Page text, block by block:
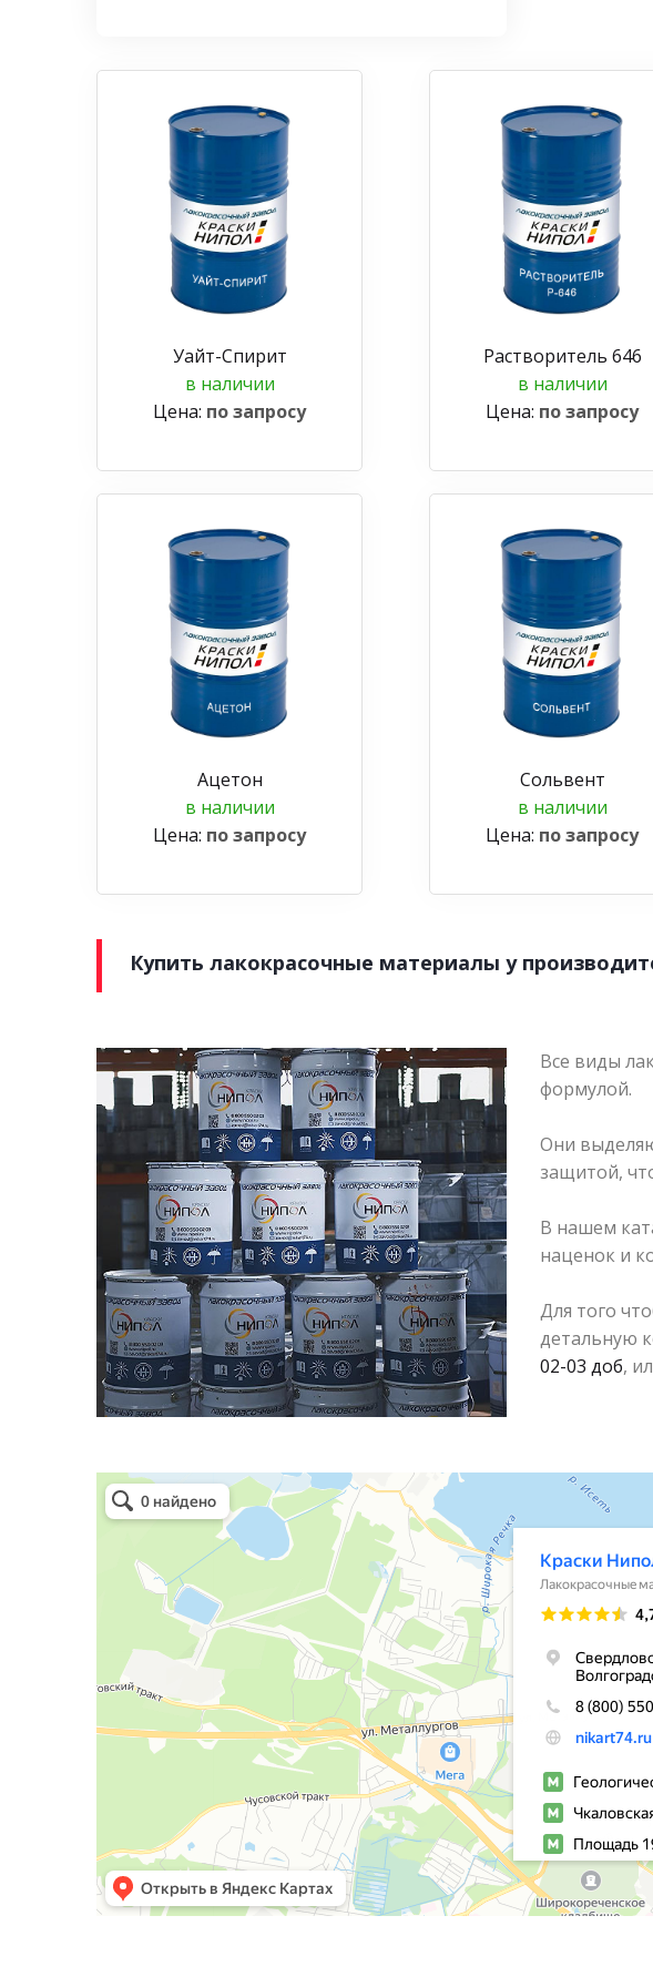
Уайт-Спирит
в наличии
Цена: по запросу
Растворитель 646
в наличии
Цена: по запросу
Ацетон
в наличии
Цена: по запросу
Сольвент
в наличии
Цена: по запросу
Купить лакокрасочные материалы у
Все виды
формулой.
Они
защитой,
В нашем
наценок и
Для того
детальную
02-03 доб,